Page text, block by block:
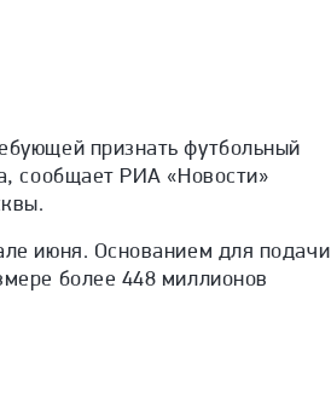
признать футбольный
сообщает РИА «Новости»
июня. Основанием для подачи
более 448 миллионов